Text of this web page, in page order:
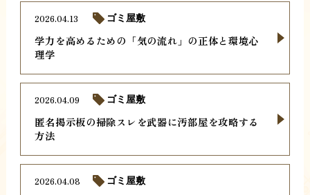
学力を高めるための「気の流れ」の正体と環境心
理学
2026.04.13 ゴミ屋敷
匿名掲示板の掃除スレを武器に汚部屋を攻略する
方法
2026.04.09 ゴミ屋敷
2026.04.08 ゴミ屋敷